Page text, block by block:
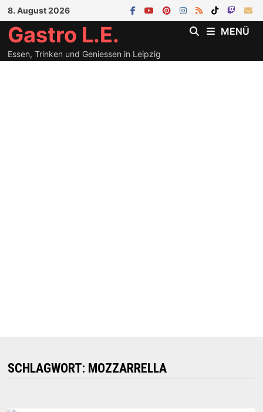
Zum
Inhalt
springen
8. August 2026
Gastro L.E.
Essen, Trinken und Geniessen in Leipzig
MENÜ
SCHLAGWORT: MOZZARRELLA